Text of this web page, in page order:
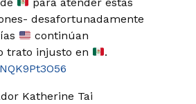
desafortunadamente
continúan
trato injusto en
.
Katherine Tai